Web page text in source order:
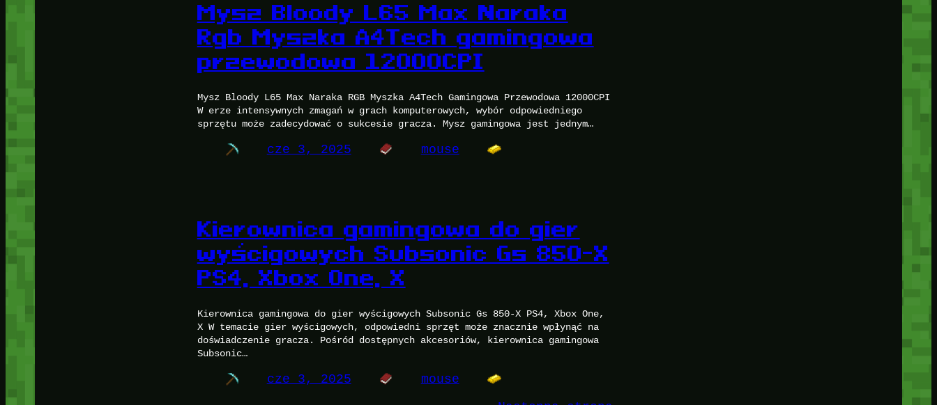
Mysz Bloody L65 Max Naraka
Rgb Myszka A4Tech gamingowa
przewodowa 12000CPI
Mysz Bloody L65 Max Naraka RGB Myszka A4Tech Gamingowa Przewodowa 12000CPI
W erze intensywnych zmagań w grach komputerowych, wybór odpowiedniego
sprzętu może zadecydować o sukcesie gracza. Mysz gamingowa jest jednym…
cze 3, 2025 mouse
Kierownica gamingowa do gier
wyścigowych Subsonic Gs 850-X
PS4, Xbox One, X
Kierownica gamingowa do gier wyścigowych Subsonic Gs 850-X PS4, Xbox One,
X W temacie gier wyścigowych, odpowiedni sprzęt może znacznie wpłynąć na
doświadczenie gracza. Pośród dostępnych akcesoriów, kierownica gamingowa
Subsonic…
cze 3, 2025
mouse